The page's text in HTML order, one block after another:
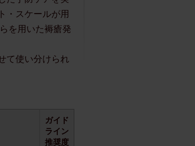
・スケールが用
を用いた褥瘡発
て使い分けられ
ガイド
ライン
推奨度